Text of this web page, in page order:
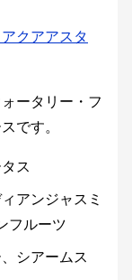
クアアスタ
ータリー・フ
です。
ス
アンジャスミ
フルーツ
シアームス